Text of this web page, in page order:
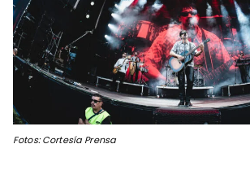
Fotos: Cortesía Prensa